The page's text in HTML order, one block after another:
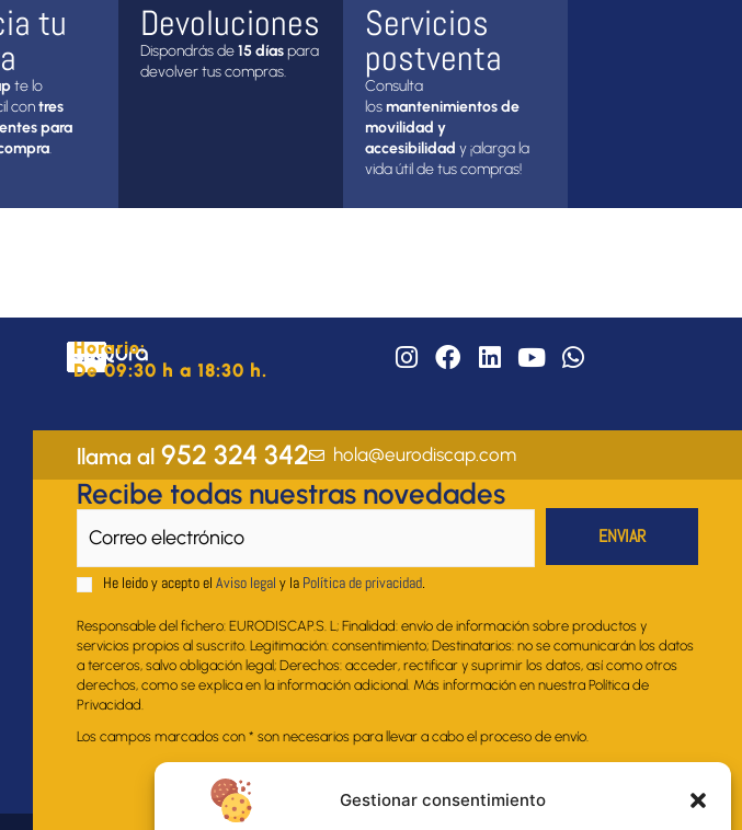
Gestionar consentimiento
tu
te lo
contres
para
.
Devoluciones
Dispondrás de15 díaspara
devolver tus compras.
Servicios
postventa
Consulta
losmantenimientos de
movilidad y
accesibilidad y ¡alarga la
vida útil de tus compras!
Horario:
De 09:30 h a 18:30 h.
I
n
t
a
g
r
F
a
e
b
o
o
L
i
k
e
d
i
Y
o
t
b
e
W
h
t
a
p
llama al952 324 342 hola@eurodiscap.com
Recibe todas nuestras novedades
He leido y acepto el Aviso legal y la Política de privacidad.
Responsable del fichero: EURODISCAP.S. L; Finalidad: envío de información sobre productos y
servicios propios al suscrito. Legitimación: consentimiento; Destinatarios: no se comunicarán los datos
a terceros, salvo obligación legal; Derechos: acceder, rectificar y suprimir los datos, así como otros
derechos, como se explica en la información adicional. Más información en nuestra Política de
Privacidad.
Los campos marcados con * son necesarios para llevar a cabo el proceso de envío.